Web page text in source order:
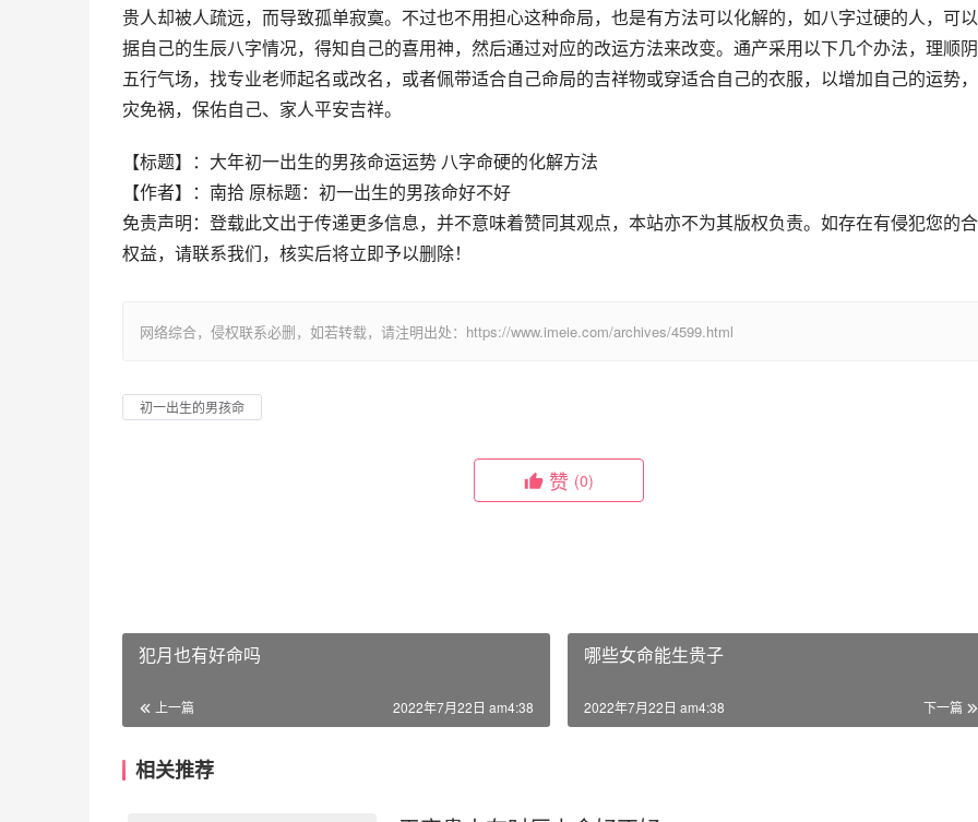
贵人却被人疏远，而导致孤单寂寞。不过也不用担心这种命局，也是有方法可以化解的，如八字过硬的人，可
据自己的生辰八字情况，得知自己的喜用神，然后通过对应的改运方法来改变。通产采用以下几个办法，理顺
五行气场，找专业老师起名或改名，或者佩带适合自己命局的吉祥物或穿适合自己的衣服，以增加自己的运势
灾免祸，保佑自己、家人平安吉祥。
【标题】：大年初一出生的男孩命运运势 八字命硬的化解方法
【作者】：南拾 原标题：初一出生的男孩命好不好
免责声明：登载此文出于传递更多信息，并不意味着赞同其观点，本站亦不为其版权负责。如存在有侵犯您的
权益，请联系我们，核实后将立即予以删除！
网络综合，侵权联系必删，如若转载，请注明出处：https://www.imeie.com/archives/4599.html
初一出生的男孩命
赞 (0)
犯月也有好命吗
上一篇 2022年7月22日 am4:38
哪些女命能生贵子
下一篇
2022年7月22日 am4:38
相关推荐